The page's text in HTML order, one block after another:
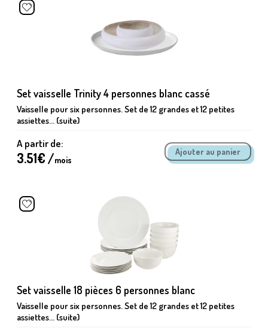
Set vaisselle Trinity 4 personnes blanc cassé
Vaisselle pour six personnes. Set de 12 grandes et 12 petites
assiettes... (suite)
A partir de:
3.51€ /mois
Set vaisselle 18 pièces 6 personnes blanc
Vaisselle pour six personnes. Set de 12 grandes et 12 petites
assiettes... (suite)